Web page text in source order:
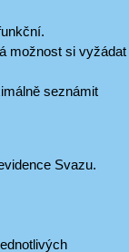
možnost si vyžádat
seznámit
Svazu.